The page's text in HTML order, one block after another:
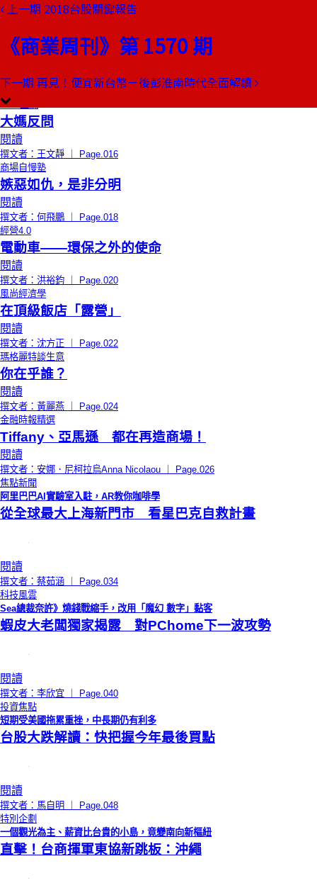
上一期 2018台股關鍵報告
《商業周刊》第 1570 期
下一期 再見！便宜新台幣－後彭淮南時代全面解讀
本期目錄
限時免費總編輯的話
面子重要，還是活下去重要？
閱讀
撰文者：郭奕伶 ｜ Page.014
CEO上線
大媽反問
閱讀
撰文者：王文靜 ｜ Page.016
商場自慢塾
嫉惡如仇，是非分明
閱讀
撰文者：何飛鵬 ｜ Page.018
經營4.0
電動車――環保之外的使命
閱讀
撰文者：洪裕鈞 ｜ Page.020
風尚經濟學
在頂級飯店「露營」
閱讀
撰文者：沈方正 ｜ Page.022
瑪格麗特談生意
你在乎誰？
閱讀
撰文者：黃麗燕 ｜ Page.024
金融時報精選
Tiffany、亞馬遜 都在再造商場！
閱讀
撰文者：安娜．尼柯拉烏Anna Nicolaou ｜ Page.026
焦點新聞
阿里巴巴AI實驗室入駐，AR教你咖啡學
從全球最大上海新門市 看星巴克自救計畫
閱讀
撰文者：蔡茹涵 ｜ Page.034
科技風雲
Sea總裁奈許》燒錢戰縮手，改用「魔幻 數字」黏客
蝦皮大老闆獨家揭露 對PChome下一波攻勢
閱讀
撰文者：李欣宜 ｜ Page.040
投資焦點
短期受美國拖累重挫，中長期仍有利多
台股大跌解讀：快把握今年最後買點
閱讀
撰文者：馬自明 ｜ Page.048
特別企劃
一個觀光為主、薪資比台貴的小島，竟變南向新樞紐
直擊！台商揮軍東協新跳板：沖繩